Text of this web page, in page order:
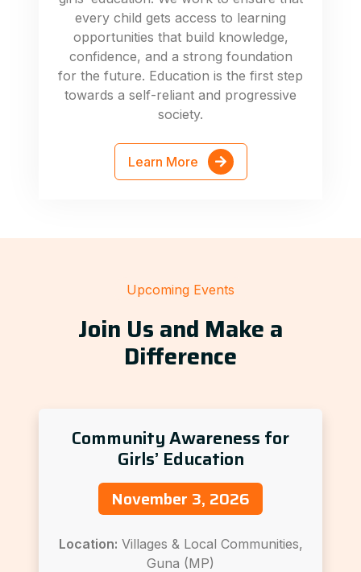
every child gets access to learning
opportunities that build knowledge,
confidence, and a strong foundation
for the future. Education is the first step
towards a self-reliant and progressive
society.
Learn More
Upcoming Events
Join Us and Make a
Difference
Community Awareness for
Girls’ Education
November 3, 2026
Location: Villages & Local Communities,
Guna (MP)